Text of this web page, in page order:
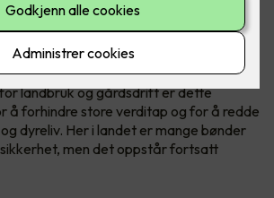
redder liv
du jobber i er brannsikkerheten
landbruk og gårdsdrift er dette
å forhindre store verditap og for å redde
dyreliv. Her i landet er mange bønder
men det oppstår fortsatt